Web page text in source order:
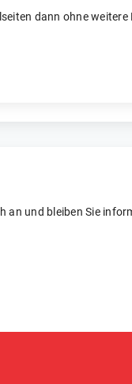
dann ohne
an und bleiben Sie